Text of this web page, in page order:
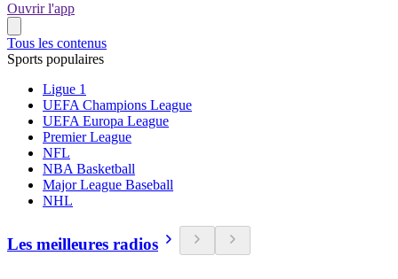
Ouvrir l'app
Tous les contenus
Sports populaires
Ligue 1
UEFA Champions League
UEFA Europa League
Premier League
NFL
NBA Basketball
Major League Baseball
NHL
Les meilleures radios